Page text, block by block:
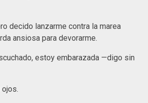
decido lanzarme contra la marea
ansiosa para devorarme.
estoy embarazada —digo sin
ojos.